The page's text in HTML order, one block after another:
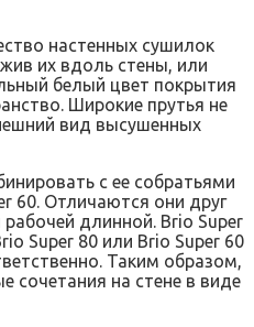
настенных сушилок
их вдоль стены, или
белый цвет покрытия
Широкие прутья не
вид высушенных
с ее собратьями
60. Отличаются они друг
длинной. Brio Super
Super 80 или Brio Super 60
Таким образом,
сочетания на стене в виде